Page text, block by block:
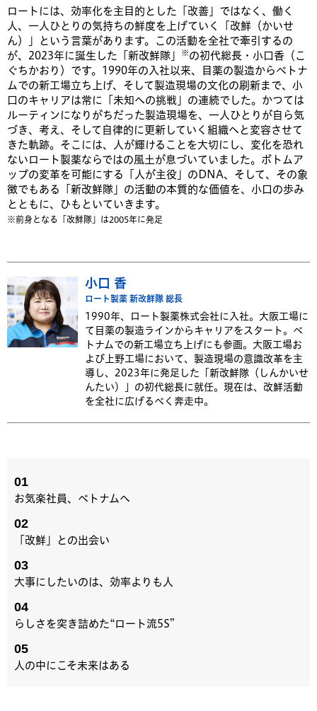
ただけます。
ロートには、効率化を主目的とした「改善」ではなく、働く
人、一人ひとりの気持ちの鮮度を上げていく「改鮮（かいせ
ん）」という言葉があります。この活動を全社で牽引するの
が、2023年に誕生した「新改鮮隊」
※の初代総長・小口香（こ
ぐちかおり）です。1990年の入社以来、目薬の製造からベトナ
ムでの新工場立ち上げ、そして製造現場の文化の刷新まで、小
口のキャリアは常に「未知への挑戦」の連続でした。かつては
ルーティンになりがちだった製造現場を、一人ひとりが自ら気
づき、考え、そして自律的に更新していく組織へと変容させて
きた軌跡。そこには、人が輝けることを大切にし、変化を恐れ
ないロート製薬ならではの風土が息づいていました。ボトムア
ップの変革を可能にする「人が主役」のDNA、そして、その象
徴でもある「新改鮮隊」の活動の本質的な価値を、小口の歩み
とともに、ひもといていきます。
※前身となる「改鮮隊」は2005年に発足
小口 香
ロート製薬 新改鮮隊 総長
1990年、ロート製薬株式会社に入社。大阪工場に
て目薬の製造ラインからキャリアをスタート。ベ
トナムでの新工場立ち上げにも参画。大阪工場お
よび上野工場において、製造現場の意識改革を主
導し、2023年に発足した「新改鮮隊（しんかいせ
んたい）」の初代総長に就任。現在は、改鮮活動
を全社に広げるべく奔走中。
お気楽社員、ベトナムへ
「改鮮」との出会い
大事にしたいのは、効率よりも人
らしさを突き詰めた“ロート流5S”
人の中にこそ未来はある